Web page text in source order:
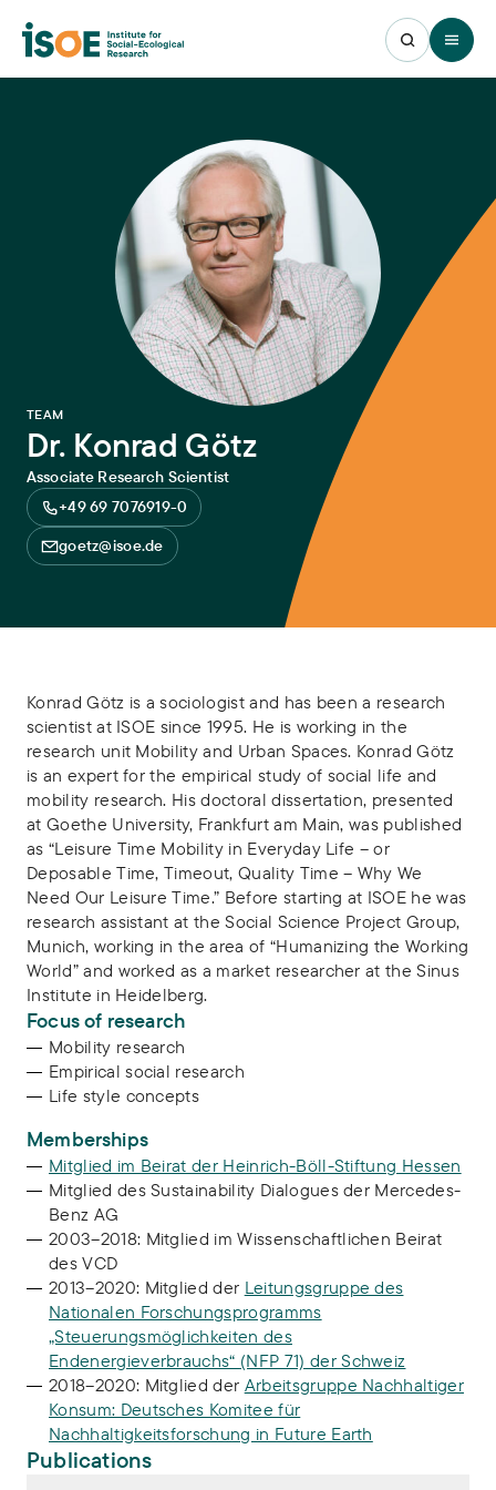
Open
TEAM
:
Dr. Konrad Götz
Associate Research Scientist
+49 69 7076919-0
goetz@isoe.de
Konrad Götz is a sociologist and has been a research
scientist at ISOE since 1995. He is working in the
research unit Mobility and Urban Spaces. Konrad Götz
is an expert for the empirical study of social life and
mobility research. His doctoral dissertation, presented
at Goethe University, Frankfurt am Main, was published
as “Leisure Time Mobility in Everyday Life – or
Deposable Time, Timeout, Quality Time – Why We
Need Our Leisure Time.” Before starting at ISOE he was
research assistant at the Social Science Project Group,
Munich, working in the area of “Humanizing the Working
World” and worked as a market researcher at the Sinus
Institute in Heidelberg.
Focus of research
Mobility research
Empirical social research
Life style concepts
Memberships
Mitglied im Beirat der Heinrich-Böll-Stiftung Hessen
Mitglied des Sustainability Dialogues der Mercedes-
Benz AG
2003–2018: Mitglied im Wissenschaftlichen Beirat
des VCD
2013–2020: Mitglied der Leitungsgruppe des
Nationalen Forschungsprogramms
„Steuerungsmöglichkeiten des
Endenergieverbrauchs“ (NFP 71) der Schweiz
2018–2020: Mitglied der Arbeitsgruppe Nachhaltiger
Konsum: Deutsches Komitee für
Nachhaltigkeitsforschung in Future Earth
Publications